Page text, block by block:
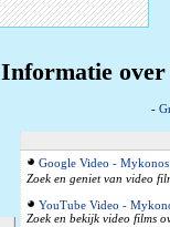
Informatie
-
Google Video - Mykonos
Zoek en geniet van video
YouTube Video -
Zoek en bekijk video films